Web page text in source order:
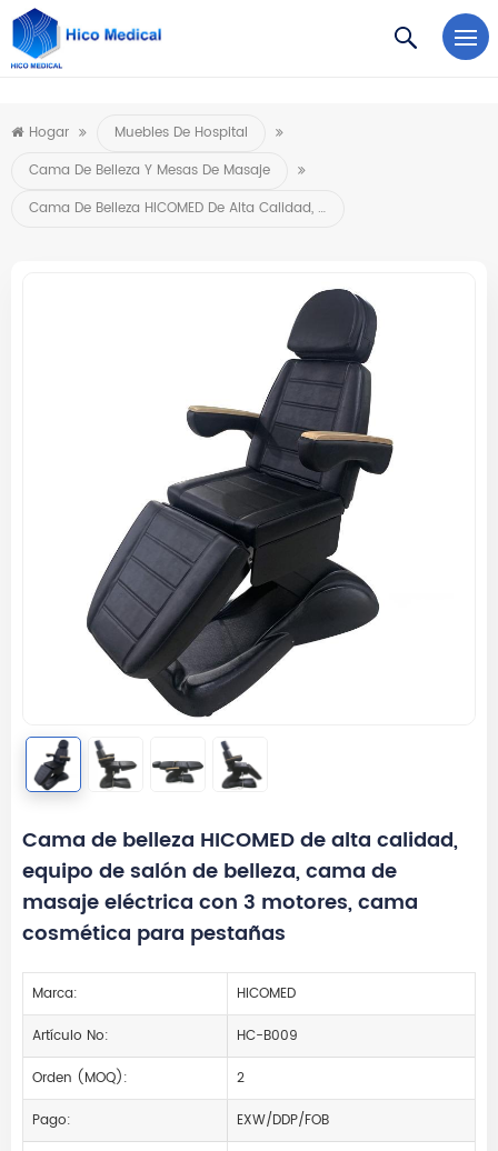
https://www.microsoft.com/en-us/microsoft-teams/log-in
Hogar
Muebles De Hospital
Cama De Belleza Y Mesas De Masaje
Cama De Belleza HICOMED De Alta Calidad, Equipo De Salón De Belleza, Cama De Masaje Eléctrica Con 3 Motores, Cama Cosmética Para Pestañas
Cama de belleza HICOMED de alta calidad,
equipo de salón de belleza, cama de
masaje eléctrica con 3 motores, cama
cosmética para pestañas
Marca:
HICOMED
Artículo No:
HC-B009
Orden (MOQ):
2
Pago:
EXW/DDP/FOB